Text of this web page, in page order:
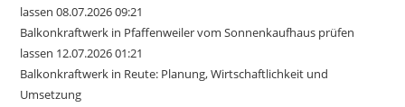
lassen 08.07.2026 09:21
Balkonkraftwerk in Pfaffenweiler vom Sonnenkaufhaus prüfen
lassen 12.07.2026 01:21
Balkonkraftwerk in Reute: Planung, Wirtschaftlichkeit und
Umsetzung